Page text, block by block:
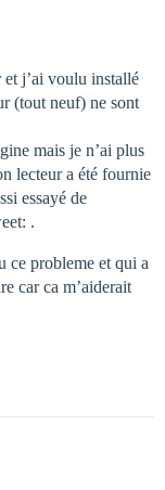
et j’ai voulu installé
(tout neuf) ne sont
mais je n’ai plus
lecteur a été fournie
essayé de
.
ce probleme et qui a
car ca m’aiderait